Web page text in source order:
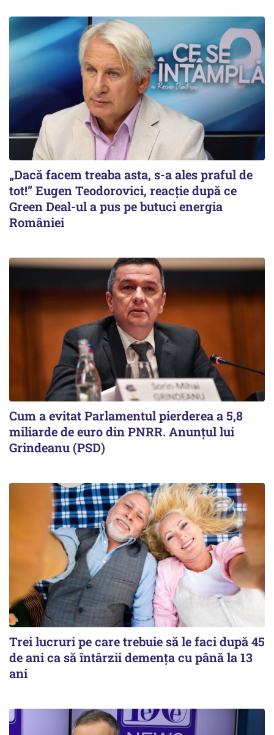
„Dacă facem treaba asta, s-a ales praful de
tot!” Eugen Teodorovici, reacție după ce
Green Deal-ul a pus pe butuci energia
României
Cum a evitat Parlamentul pierderea a 5,8
miliarde de euro din PNRR. Anunțul lui
Grindeanu (PSD)
Trei lucruri pe care trebuie să le faci după 45
de ani ca să întârzii demența cu până la 13
ani